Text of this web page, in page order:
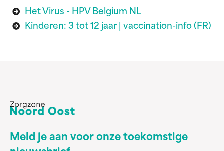
Het Virus - HPV Belgium NL
Kinderen: 3 tot 12 jaar | vaccination-info (FR)
Meld je aan voor onze toekomstige